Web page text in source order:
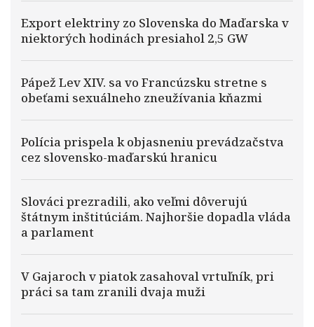
Export elektriny zo Slovenska do Maďarska v
niektorých hodinách presiahol 2,5 GW
Pápež Lev XIV. sa vo Francúzsku stretne s
obeťami sexuálneho zneužívania kňazmi
Polícia prispela k objasneniu prevádzačstva
cez slovensko-maďarskú hranicu
Slováci prezradili, ako veľmi dôverujú
štátnym inštitúciám. Najhoršie dopadla vláda
a parlament
V Gajaroch v piatok zasahoval vrtuľník, pri
práci sa tam zranili dvaja muži